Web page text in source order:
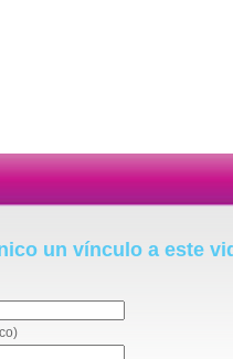
un vínculo a este